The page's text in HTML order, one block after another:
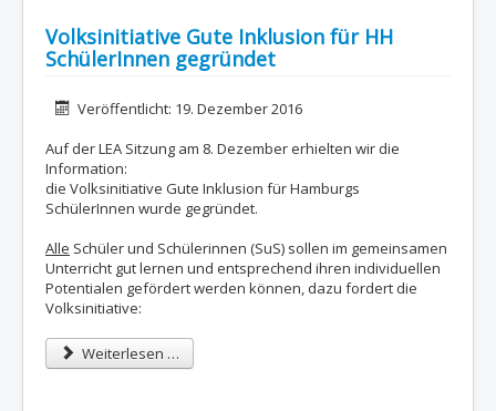
Volksinitiative Gute Inklusion für HH
SchülerInnen gegründet
DetailsVeröffentlicht: 19. Dezember 2016
Auf der LEA Sitzung am 8. Dezember erhielten wir die
Information:
die Volksinitiative Gute Inklusion für Hamburgs
SchülerInnen wurde gegründet.
Alle Schüler und Schülerinnen (SuS) sollen im gemeinsamen
Unterricht gut lernen und entsprechend ihren individuellen
Potentialen gefördert werden können, dazu fordert die
Volksinitiative:
Weiterlesen …